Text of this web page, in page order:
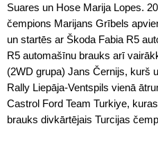
Suares un Hose Marija Lopes.
čempions Marijans Grībels
un startēs ar Škoda Fabia R5
R5 automašīnu brauks arī
(2WD grupa) Jans Černijs, kurš
Rally Liepāja-Ventspils vienā
Castrol Ford Team Turkiye,
brauks divkārtējais Turcijas